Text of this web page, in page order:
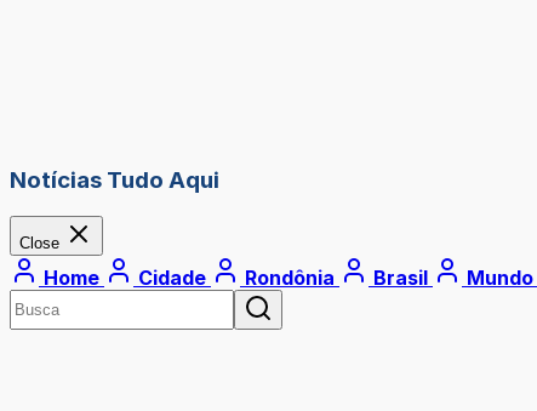
Notícias Tudo Aqui
Close
Home Cidade Rondônia Brasil Mundo